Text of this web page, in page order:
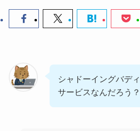
シャドーイングバデ
サービスなんだろう？